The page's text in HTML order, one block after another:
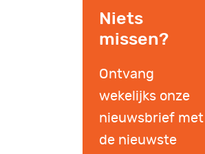
Niets
missen?
Ontvang
wekelijks onze
nieuwsbrief met
de nieuwste